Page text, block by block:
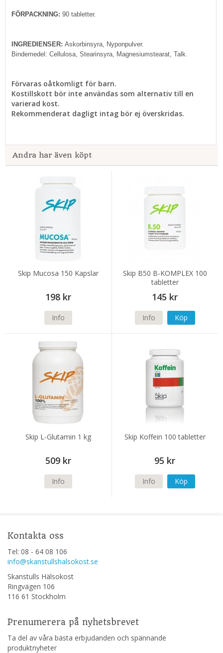
FÖRPACKNING: 90 tabletter.
INGREDIENSER: Askorbinsyra, Nyponpulver.
Bindemedel: Cellulosa, Stearinsyra, Magnesiumstearat, Talk.
Förvaras oåtkomligt för barn.
Kostillskott bör inte användas som alternativ till en
varierad kost.
Rekommenderat dagligt intag bör ej överskridas.
Andra har även köpt
Skip Mucosa 150 Kapslar
198 kr
Info
Skip B50 B-KOMPLEX 100
tabletter
145 kr
Info Köp
Skip L-Glutamin 1 kg
509 kr
Info
Skip Koffein 100 tabletter
95 kr
Info Köp
Kontakta oss
Tel: 08 - 64 08 106
info@skanstullshalsokost.se
Skanstulls Hälsokost
Ringvägen 106
116 61 Stockholm
Prenumerera på nyhetsbrevet
Ta del av våra bästa erbjudanden och spännande
produktnyheter